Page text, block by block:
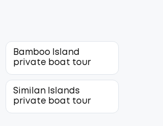
Bamboo Island
private boat tour
Similan Islands
private boat tour